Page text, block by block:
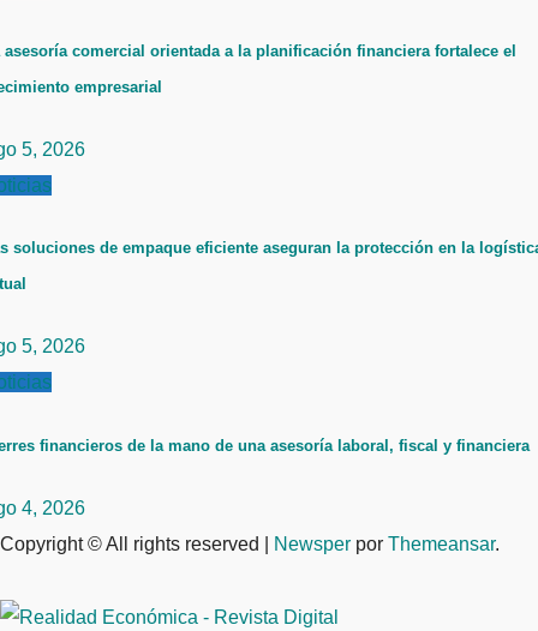
asesoría comercial orientada a la planificación financiera fortalece el
empresarial
5, 2026
soluciones de empaque eficiente aseguran la protección en la
5, 2026
financieros de la mano de una asesoría laboral, fiscal y financiera
4, 2026
Copyright © All rights reserved
Newsper por Themeansar.